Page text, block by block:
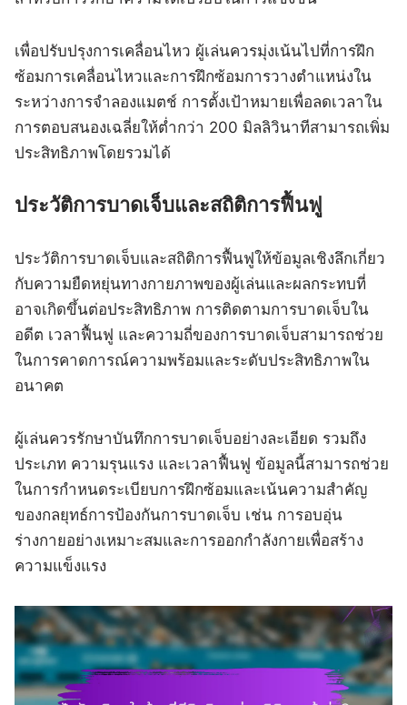
เพื่อปรับปรุงการเคลื่อนไหว ผู้เล่นควรมุ่งเน้นไปที่การฝึก
ซ้อมการเคลื่อนไหวและการฝึกซ้อมการวางตำแหน่งใน
ระหว่างการจำลองแมตช์ การตั้งเป้าหมายเพื่อลดเวลาใน
การตอบสนองเฉลี่ยให้ต่ำกว่า 200 มิลลิวินาทีสามารถเพิ่ม
ประสิทธิภาพโดยรวมได้
ประวัติการบาดเจ็บและสถิติการฟื้นฟู
ประวัติการบาดเจ็บและสถิติการฟื้นฟูให้ข้อมูลเชิงลึกเกี่ยว
กับความยืดหยุ่นทางกายภาพของผู้เล่นและผลกระทบที่
อาจเกิดขึ้นต่อประสิทธิภาพ การติดตามการบาดเจ็บใน
อดีต เวลาฟื้นฟู และความถี่ของการบาดเจ็บสามารถช่วย
ในการคาดการณ์ความพร้อมและระดับประสิทธิภาพใน
อนาคต
ผู้เล่นควรรักษาบันทึกการบาดเจ็บอย่างละเอียด รวมถึง
ประเภท ความรุนแรง และเวลาฟื้นฟู ข้อมูลนี้สามารถช่วย
ในการกำหนดระเบียบการฝึกซ้อมและเน้นความสำคัญ
ของกลยุทธ์การป้องกันการบาดเจ็บ เช่น การอบอุ่น
ร่างกายอย่างเหมาะสมและการออกกำลังกายเพื่อสร้าง
ความแข็งแรง